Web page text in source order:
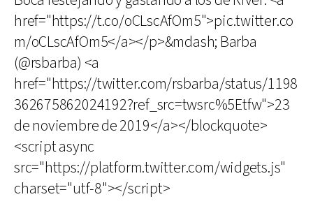
href="https://t.co/oCLscAfOm5">pic.twitter.co
m/oCLscAfOm5</a></p>&mdash; Barba
(@rsbarba) <a
href="https://twitter.com/rsbarba/status/1198
362675862024192?ref_src=twsrc%5Etfw">23
de noviembre de 2019</a></blockquote>
<script async
src="https://platform.twitter.com/widgets.js"
charset="utf-8"></script>